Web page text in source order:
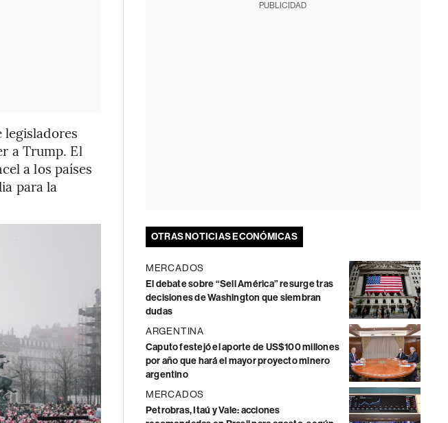
a Trump. El
a los países
para la
PUBLICIDAD
OTRAS NOTICIAS ECONÓMICAS
MERCADOS
El debate sobre “Sell América” resurge tras
decisiones de Washington que siembran
dudas
ARGENTINA
Caputo festejó el aporte de US$100 millones
por año que hará el mayor proyecto minero
argentino
MERCADOS
Petrobras, Itaú y Vale: acciones